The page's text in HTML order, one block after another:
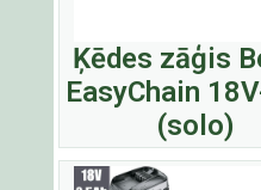
Ķēdes zāģis
EasyChain
(solo)